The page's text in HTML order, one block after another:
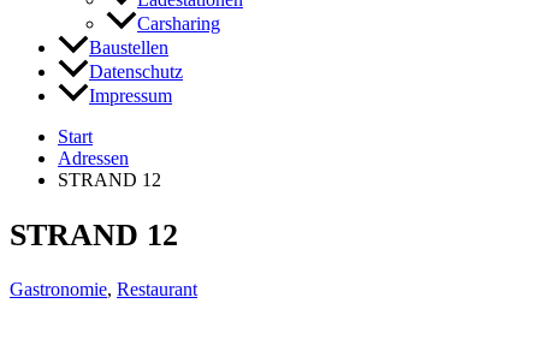
Carsharing
Baustellen
Datenschutz
Impressum
Start
Adressen
STRAND 12
STRAND 12
Gastronomie, Restaurant